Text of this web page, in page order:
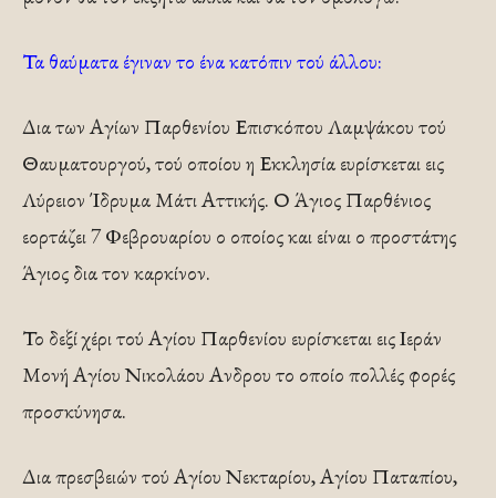
Τα θαύματα έγιναν το ένα κατόπιν τού άλλου:
Δια των Αγίων Παρθενίου Επισκόπου Λαμψάκου τού
Θαυματουργού, τού οποίου η Εκκλησία ευρίσκεται εις
Λύρειον Ίδρυμα Μάτι Αττικής. Ο Άγιος Παρθένιος
εορτάζει 7 Φεβρουαρίου ο οποίος και είναι ο προστάτης
Άγιος δια τον καρκίνον.
Το δεξί χέρι τού Αγίου Παρθενίου ευρίσκεται εις Ιεράν
Μονή Αγίου Νικολάου Ανδρου το οποίο πολλές φορές
προσκύνησα.
Δια πρεσβειών τού Αγίου Νεκταρίου, Αγίου Παταπίου,